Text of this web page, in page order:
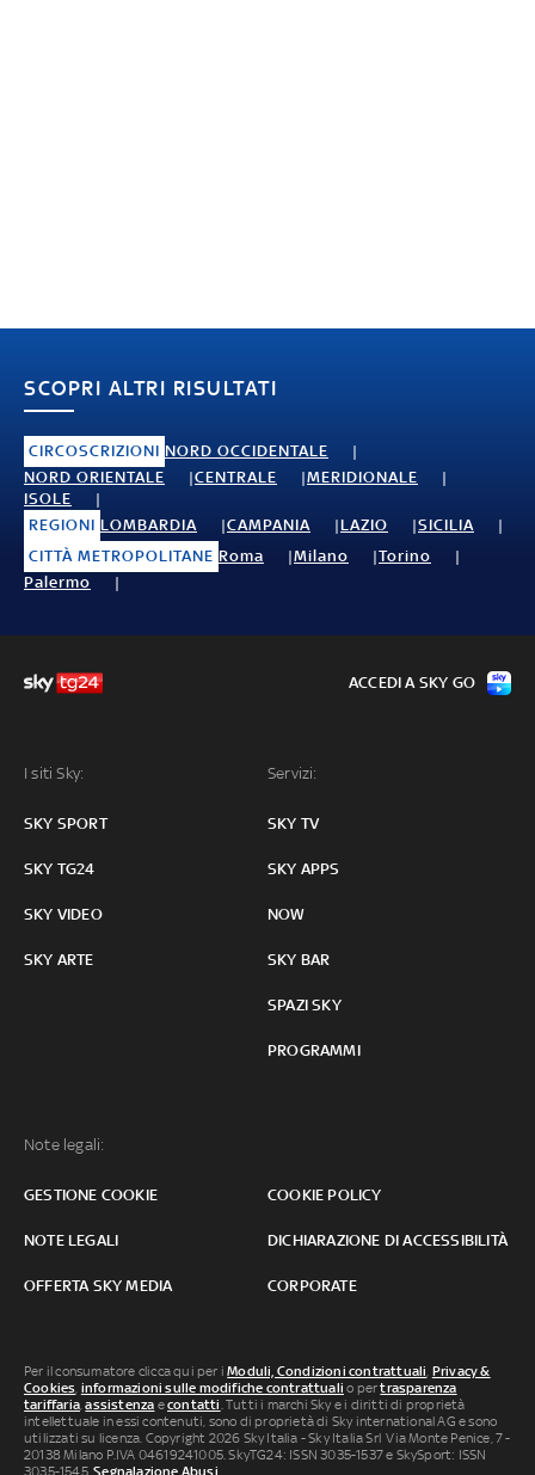
SCOPRI ALTRI RISULTATI
CIRCOSCRIZIONI NORD OCCIDENTALE
NORD ORIENTALE
CENTRALE
MERIDIONALE
ISOLE
REGIONI LOMBARDIA CAMPANIA LAZIO
SICILIA
CITTÀ METROPOLITANE Roma Milano
Torino
Palermo
I siti Sky:
SKY SPORT
SKY TG24
SKY VIDEO
SKY ARTE
Servizi:
SKY TV
SKY APPS
NOW
SKY BAR
SPAZI SKY
PROGRAMMI
Note legali:
GESTIONE COOKIE COOKIE POLICY
NOTE LEGALI DICHIARAZIONE DI ACCESSIBILITÀ
OFFERTA SKY MEDIA CORPORATE
ACCEDI A SKY GO
Per il consumatore clicca qui per iModuli, Condizioni contrattuali, Privacy &
Cookies, informazioni sulle modifiche contrattuali o pertrasparenza
tariffaria,assistenza econtatti. Tutti i marchi Sky e i diritti di proprietà
intellettuale in essi contenuti, sono di proprietà di Sky international AG e sono
utilizzati su licenza. Copyright 2026 Sky Italia - Sky Italia Srl Via Monte Penice, 7 -
20138 Milano P.IVA 04619241005. SkyTG24: ISSN 3035-1537 e SkySport: ISSN
3035-1545.Segnalazione Abusi